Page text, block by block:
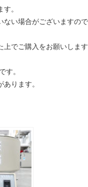
。
ない場合がございますの
上でご購入をお願いしま
す。
ります。